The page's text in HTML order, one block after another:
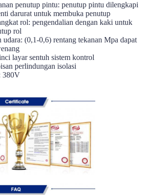
penutup pintu: penutup pintu dilengkapi
darurat untuk membuka penutup
rol: pengendalian dengan kaki untuk
rol
(0,1-0,6) rentang tekanan Mpa dapat
layar sentuh sistem kontrol
perlindungan isolasi
380V